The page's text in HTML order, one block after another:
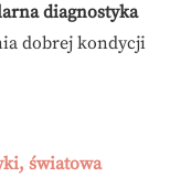
diagnostyka
dobrej kondycji
światowa